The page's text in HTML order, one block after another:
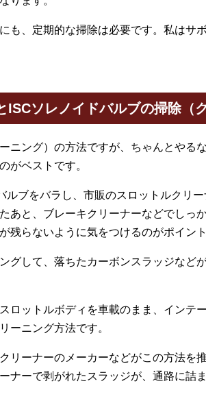
も、定期的な掃除は必要です。私はサ
ISCソレノイドバルブの掃除（
ニング）の方法ですが、ちゃんとやる
がベストです。
ルブをバラし、市販のスロットルクリ
あと、ブレーキクリーナーなどでしっ
残らないように気をつけるのがポイント
グして、落ちたカーボンスラッジなど
ロットルボディを車載のまま、インテ
ーニング方法です。
リーナーのメーカーなどがこの方法を
ナーで剥がれたスラッジが、通路に詰